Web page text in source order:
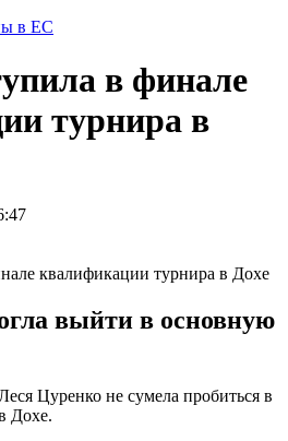
в ЕС
в финале
турнира в
выйти в основную
Цуренко не сумела пробиться в
Дохе.